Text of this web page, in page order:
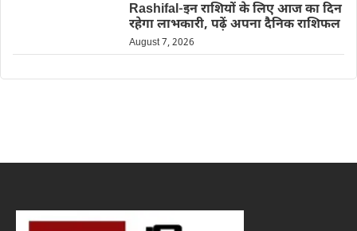
Rashifal-इन राशियों के लिए आज का दिन
रहेगा लाभकारी, पढ़ें अपना दैनिक राशिफल
August 7, 2026